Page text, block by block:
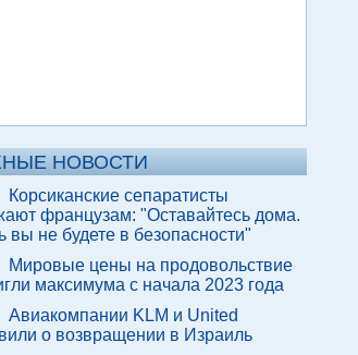
НОВОСТИ
Корсиканские сепаратисты
французам: "Оставайтесь дома.
вы не будете в безопасности"
Мировые цены на продовольствие
максимума с начала 2023 года
Авиакомпании KLM и United
о возвращении в Израиль